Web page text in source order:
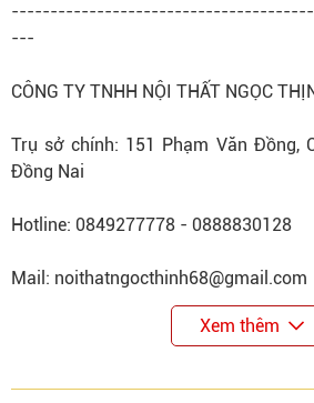
---
CÔNG TY TNHH NỘI THẤT NGỌC
Trụ sở chính: 151 Phạm Văn Đồng,
Đồng Nai
Hotline: 0849277778 - 0888830128
Mail: noithatngocthinh68@gmail.com
Xem thêm